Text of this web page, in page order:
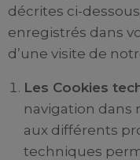
décrites ci-
enregistrés dans
d’une visite de
Les Cookies
navigation dans
aux différents
techniques